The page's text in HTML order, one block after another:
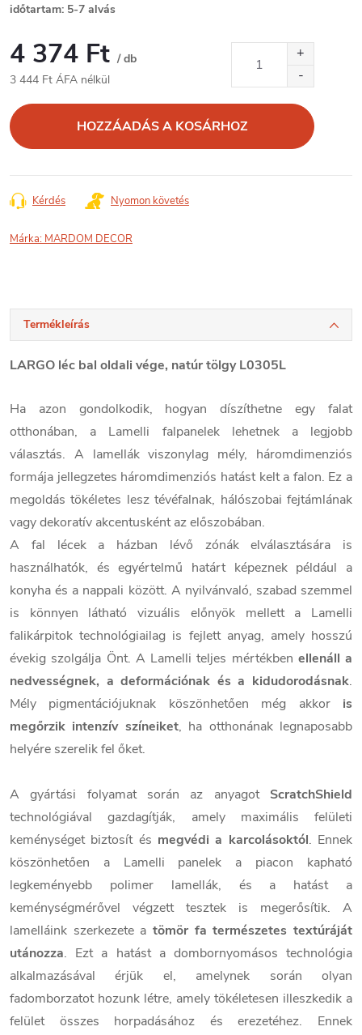
időtartam: 5-7 alvás
4 374 Ft / db
3 444 Ft ÁFA nélkül
HOZZÁADÁS A KOSÁRHOZ
Kérdés Nyomon követés
Márka: MARDOM DECOR
Termékleírás
LARGO léc bal oldali vége, natúr tölgy L0305L
Ha azon gondolkodik, hogyan díszíthetne egy falat
otthonában, a Lamelli falpanelek lehetnek a legjobb
választás. A lamellák viszonylag mély, háromdimenziós
formája jellegzetes háromdimenziós hatást kelt a falon. Ez a
megoldás tökéletes lesz tévéfalnak, hálószobai fejtámlának
vagy dekoratív akcentusként az előszobában.
A fal lécek a házban lévő zónák elválasztására is
használhatók, és egyértelmű határt képeznek például a
konyha és a nappali között. A nyilvánvaló, szabad szemmel
is könnyen látható vizuális előnyök mellett a Lamelli
falikárpitok technológiailag is fejlett anyag, amely hosszú
évekig szolgálja Önt. A Lamelli teljes mértékben ellenáll a
nedvességnek, a deformációnak és a kidudorodásnak.
Mély pigmentációjuknak köszönhetően még akkor is
megőrzik intenzív színeiket, ha otthonának legnaposabb
helyére szerelik fel őket.
A gyártási folyamat során az anyagot ScratchShield
technológiával gazdagítják, amely maximális felületi
keménységet biztosít és megvédi a karcolásoktól. Ennek
köszönhetően a Lamelli panelek a piacon kapható
legkeményebb polimer lamellák, és a hatást a
keménységmérővel végzett tesztek is megerősítik. A
lamelláink szerkezete a tömör fa természetes textúráját
utánozza. Ezt a hatást a dombornyomásos technológia
alkalmazásával érjük el, amelynek során olyan
fadomborzatot hozunk létre, amely tökéletesen illeszkedik a
felület összes horpadásához és erezetéhez. Ennek